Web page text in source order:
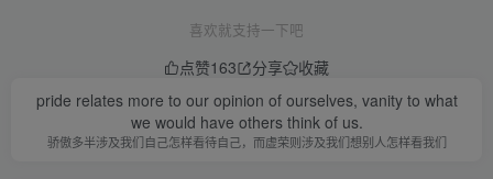
喜欢就支持一下吧
点赞163 分享
收藏
pride relates more to our opinion of ourselves, vanity to what
we would have others think of us.
骄傲多半涉及我们自己怎样看待自己，而虚荣则涉及我们想别人怎样看我们